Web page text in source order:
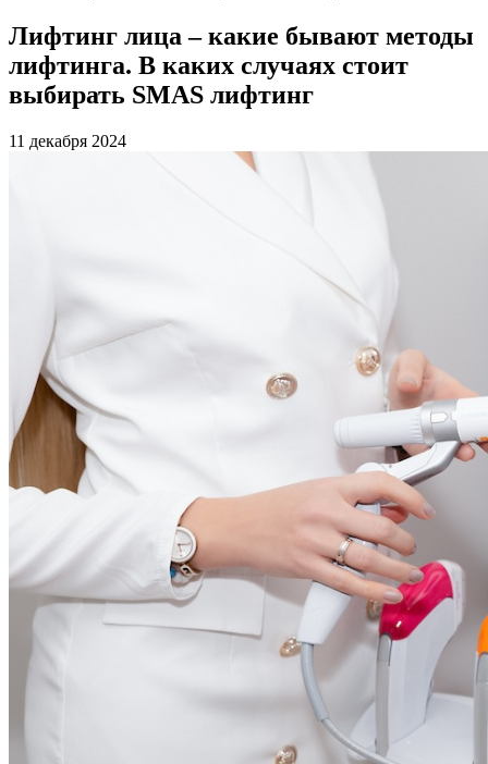
Лифтинг лица – какие бывают методы
лифтинга. В каких случаях стоит
выбирать SMAS лифтинг
11 декабря 2024